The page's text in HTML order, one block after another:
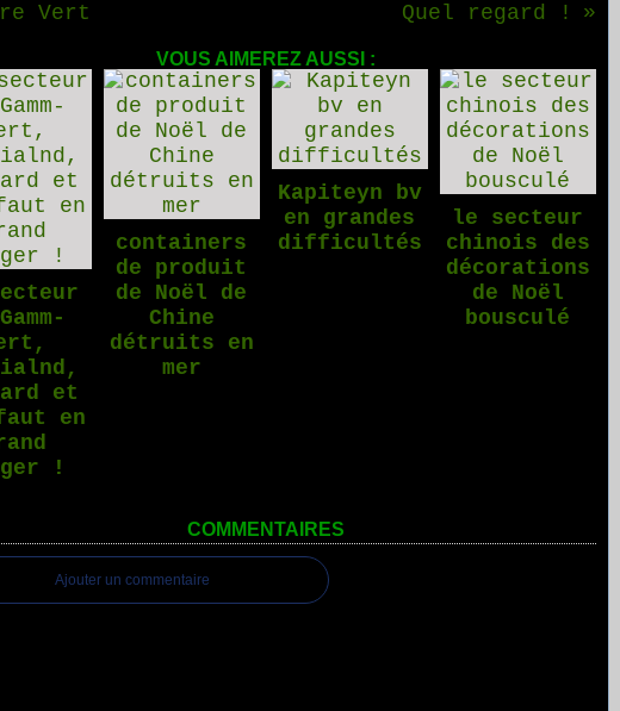
Vert Quel regard !
VOUS AIMEREZ AUSSI :
et
en
!
containers
de produit
de Noël de
Chine
détruits en
mer
Kapiteyn bv
en grandes
difficultés
le secteur
chinois des
décorations
de Noël
bousculé
COMMENTAIRES
Ajouter un commentaire